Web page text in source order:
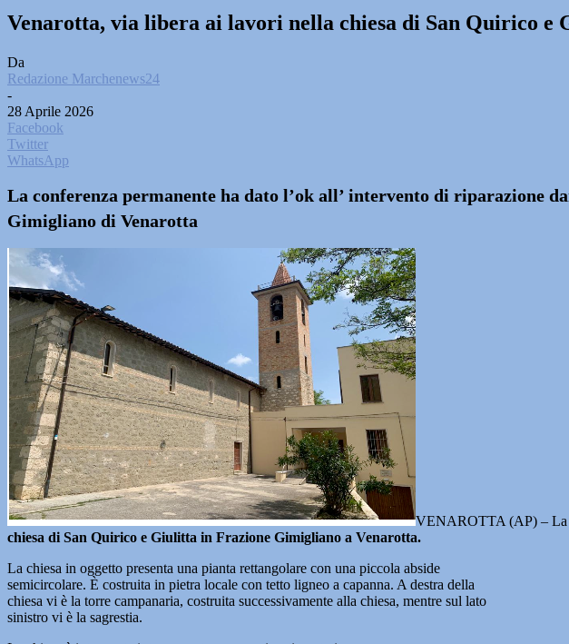
Venarotta, via libera ai lavori nella chiesa di San Quirico e
Da
Redazione Marchenews24
-
28 Aprile 2026
Facebook
Twitter
WhatsApp
La conferenza permanente ha dato l’ok all’ intervento di riparazione
Gimigliano di Venarotta
VENAROTTA (AP) – La
chiesa di San Quirico e Giulitta in Frazione Gimigliano a Venarotta.
La chiesa in oggetto presenta una pianta rettangolare con una piccola abside
semicircolare. È costruita in pietra locale con tetto ligneo a capanna. A destra della
chiesa vi è la torre campanaria, costruita successivamente alla chiesa, mentre sul lato
sinistro vi è la sagrestia.